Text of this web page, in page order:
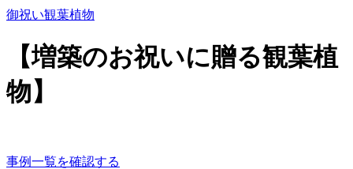
御祝い観葉植物
【増築のお祝いに贈る観葉植
物】
事例一覧を確認する